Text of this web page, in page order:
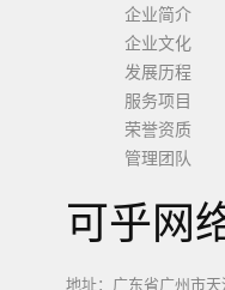
企业简介
企业文化
发展历程
服务项目
荣誉资质
管理团队
可乎网
地址：广东省广州市